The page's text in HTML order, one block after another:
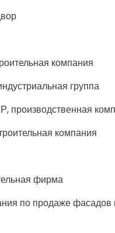
компания
группа
компания
фирма
по продаже фасадов